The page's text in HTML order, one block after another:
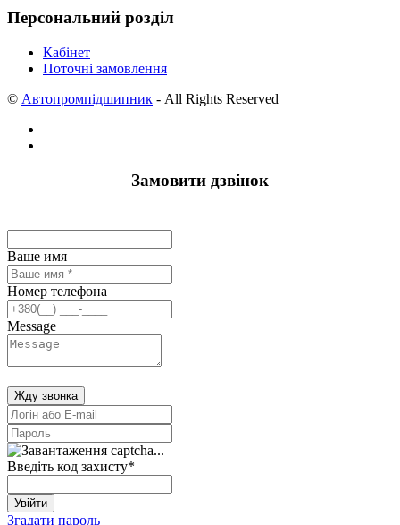
Персональний розділ
Кабінет
Поточні замовлення
© Автопромпідшипник - All Rights Reserved
Замовити дзвінок
Ваше имя
Номер телефона
Message
Жду звонка
Введіть код захисту*
Увійти
Згадати пароль